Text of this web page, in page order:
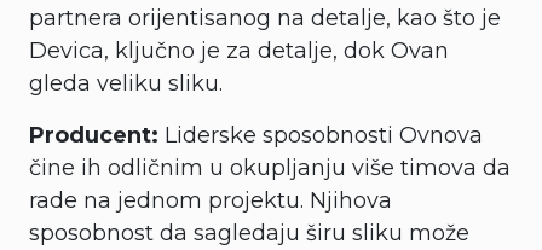
partnera orijentisanog na detalje, kao što je
Devica, ključno je za detalje, dok Ovan
gleda veliku sliku.
Producent: Liderske sposobnosti Ovnova
čine ih odličnim u okupljanju više timova da
rade na jednom projektu. Njihova
sposobnost da sagledaju širu sliku može